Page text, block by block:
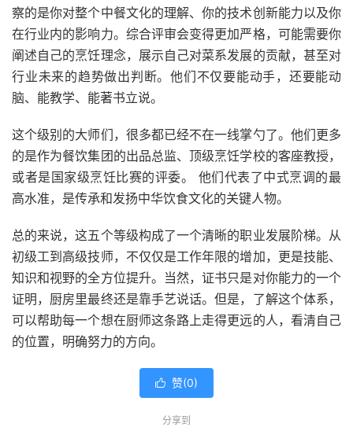
察的是你对整个中餐文化的理解、你的技术创新能力以及你
在行业内的影响力。综合评审会变得更加严格，可能需要你
阐述自己的烹饪理念，展示自己对菜系发展的贡献，甚至对
行业未来的趋势做出判断。他们不仅要能动手，还要能动
脑、能教学、能著书立说。
这个级别的大师们，很多都已经不在一线掌勺了。他们更多
的是作为餐饮集团的出品总监、顶级烹饪学校的客座教授，
或者是国家级烹饪比赛的评委。 他们代表了中式烹调的最
高水准，是传承和发扬中华饮食文化的关键人物。
总的来说，这五个等级构成了一个清晰的职业发展阶梯。从
初级工到高级技师，不仅仅是工作年限的增加，更是技能、
知识和视野的全方位提升。当然，证书只是对你能力的一个
证明，厨房里最终还是靠手艺说话。但是，了解这个体系，
可以帮助每一个想在厨师这条路上走得更远的人，看清自己
的位置，明确努力的方向。
 赞(0)
分享到